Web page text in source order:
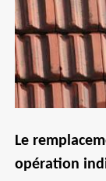
Le
opération